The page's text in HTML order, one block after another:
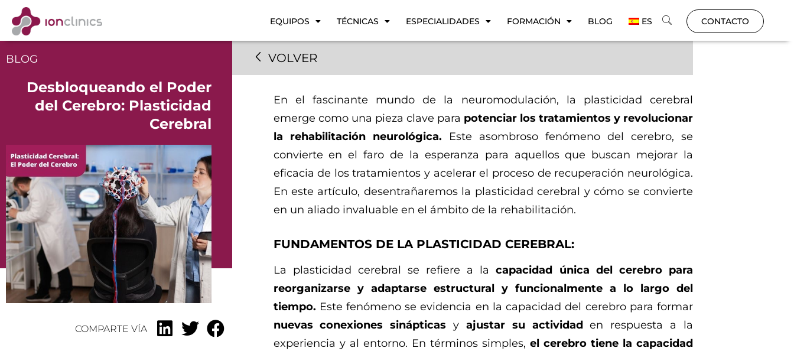
EQUIPOS TÉCNICAS ESPECIALIDADES FORMACIÓN BLOG ES CONTACTO
BLOG
Desbloqueando el Poder
del Cerebro: Plasticidad
Cerebral
COMPARTE VÍA
VOLVER
En el fascinante mundo de la neuromodulación, la plasticidad cerebral
emerge como una pieza clave para potenciar los tratamientos y revolucionar
la rehabilitación neurológica. Este asombroso fenómeno del cerebro, se
convierte en el faro de la esperanza para aquellos que buscan mejorar la
eficacia de los tratamientos y acelerar el proceso de recuperación neurológica.
En este artículo, desentrañaremos la plasticidad cerebral y cómo se convierte
en un aliado invaluable en el ámbito de la rehabilitación.
FUNDAMENTOS DE LA PLASTICIDAD CEREBRAL:
La plasticidad cerebral se refiere a lacapacidad única del cerebro para
reorganizarse y adaptarse estructural y funcionalmente a lo largo del
tiempo. Este fenómeno se evidencia en la capacidad del cerebro para formar
nuevas conexiones sinápticas y ajustar su actividaden respuesta a la
experiencia y al entorno. En términos simples, el cerebro tiene la capacidad